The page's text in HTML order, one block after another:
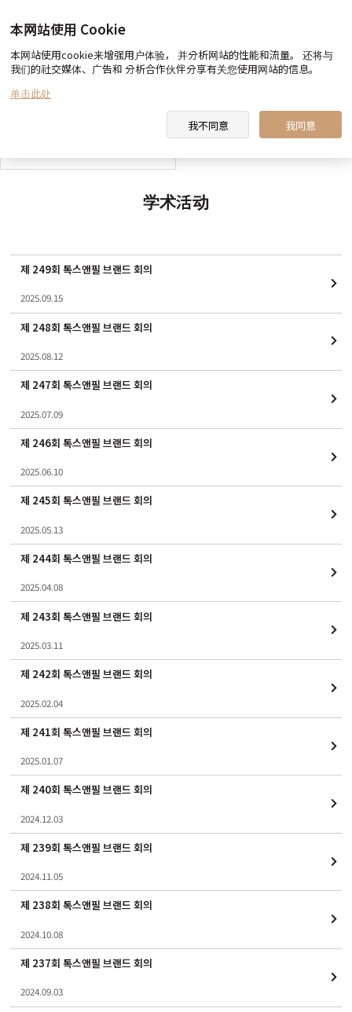
toxnfill 美容医院 向您约定 医生&职员 介绍
学术活动
제 249회 톡스앤필 브랜드 회의
2025.09.15
제 248회 톡스앤필 브랜드 회의
2025.08.12
제 247회 톡스앤필 브랜드 회의
2025.07.09
제 246회 톡스앤필 브랜드 회의
2025.06.10
제 245회 톡스앤필 브랜드 회의
2025.05.13
제 244회 톡스앤필 브랜드 회의
2025.04.08
제 243회 톡스앤필 브랜드 회의
2025.03.11
제 242회 톡스앤필 브랜드 회의
2025.02.04
제 241회 톡스앤필 브랜드 회의
2025.01.07
제 240회 톡스앤필 브랜드 회의
2024.12.03
제 239회 톡스앤필 브랜드 회의
2024.11.05
제 238회 톡스앤필 브랜드 회의
2024.10.08
제 237회 톡스앤필 브랜드 회의
2024.09.03
本网站使用 Cookie
本网站使用cookie来增强用户体验， 并分析网站的性能和流量。 还将与
我们的社交媒体、广告和 分析合作伙伴分享有关您使用网站的信息。
单击此处
我不同意 我同意